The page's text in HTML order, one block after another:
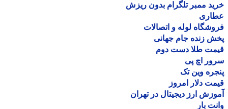
ممبر تلگرام بدون ریزش
لوله و اتصالات
زنده جام جهانی
طلا دست دوم
اچ پی
وین تک
دلار امروز
ارز دیجیتال در تهران
بار